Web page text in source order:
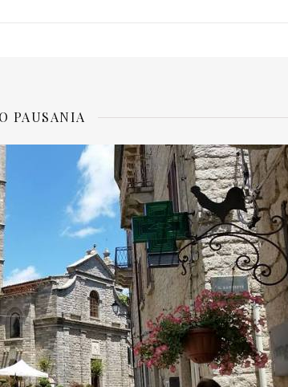
PAUSANIA